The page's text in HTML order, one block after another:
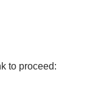
to proceed: